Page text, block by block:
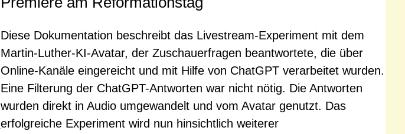
Diese Dokumentation beschreibt das Livestream-Experiment mit dem
Martin-Luther-KI-Avatar, der Zuschauerfragen beantwortete, die über
Online-Kanäle eingereicht und mit Hilfe von ChatGPT verarbeitet wurden.
Eine Filterung der ChatGPT-Antworten war nicht nötig. Die Antworten
wurden direkt in Audio umgewandelt und vom Avatar genutzt. Das
erfolgreiche Experiment wird nun hinsichtlich weiterer